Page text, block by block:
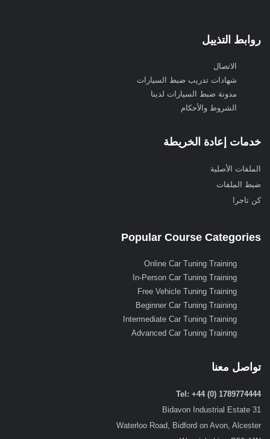
روابط التذييل
الاتصال
شهادات تدريب ضبط السيارات
مدونة ضبط السيارات لدينا
الشروط والأحكام
خدمات إعادة الخريطة
الملفات الأصلية
ضبط الملفات
كن تاجرا
Popular Course Categories
Online Car Tuning Training
In-Person Car Tuning Training
Free Vehicle Tuning Training
Beginner Car Tuning Training
Intermediate Car Tuning Training
Advanced Car Tuning Training
تواصل معنا
Tel: +44 (0) 1789774444
31 Bidavon Industrial Estate
Waterloo Road, Bidford on Avon, Alcester